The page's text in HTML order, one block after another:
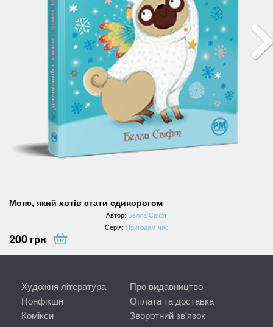
Мопс, який хотів стати єдинорогом
Автор: Белла Свіфт
Серія: Пригодам час
200 грн
Художня література
Нонфікшн
Комікси
Про видавництво
Оплата та доставка
Зворотний зв'язок